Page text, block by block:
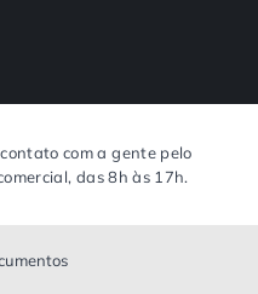
com a gente pelo
das 8h às 17h.